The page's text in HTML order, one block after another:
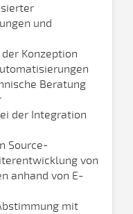
und
Konzeption
Beratung
der Integration
Source-
von
anhand von E-
mit